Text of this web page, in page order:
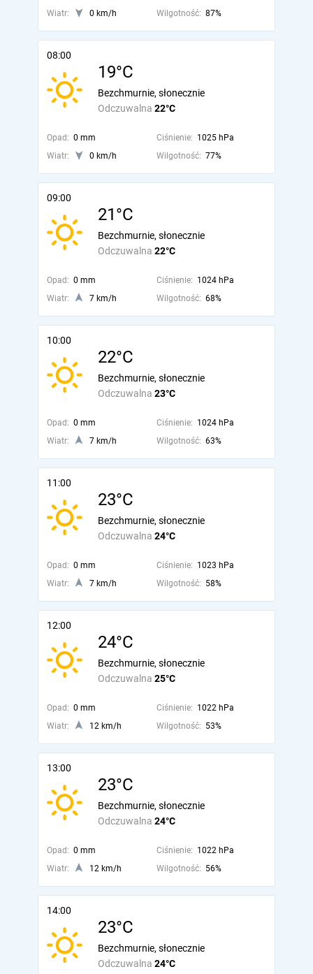
Wiatr: 0 km/h Wilgotność: 87%
08:00
19°C
Odczuwalna 22°C
Bezchmurnie, słonecznie
Opad: 0 mm Ciśnienie: 1025 hPa
Wiatr:
0 km/h Wilgotność: 77%
09:00
21°C
Odczuwalna 22°C
Bezchmurnie, słonecznie
Opad: 0 mm Ciśnienie: 1024 hPa
Wiatr:
7 km/h Wilgotność: 68%
10:00
22°C
Odczuwalna 23°C
Bezchmurnie, słonecznie
Opad: 0 mm Ciśnienie: 1024 hPa
Wiatr:
7 km/h Wilgotność: 63%
11:00
23°C
Odczuwalna 24°C
Bezchmurnie, słonecznie
Opad: 0 mm Ciśnienie: 1023 hPa
Wiatr:
7 km/h Wilgotność: 58%
12:00
24°C
Odczuwalna 25°C
Bezchmurnie, słonecznie
Opad: 0 mm Ciśnienie: 1022 hPa
Wiatr:
12 km/h Wilgotność: 53%
13:00
23°C
Odczuwalna 24°C
Bezchmurnie, słonecznie
Opad: 0 mm Ciśnienie: 1022 hPa
Wiatr:
12 km/h Wilgotność: 56%
14:00
23°C
Odczuwalna 24°C
Bezchmurnie, słonecznie